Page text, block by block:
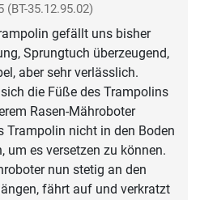
(BT-35.12.95.02)
gefällt uns bisher
Sprungtuch überzeugend,
aber sehr verlässlich.
die Füße des Trampolins
Rasen-Mähroboter
Trampolin nicht in den Boden
um es versetzen zu können.
nun stetig an den
fährt auf und verkratzt